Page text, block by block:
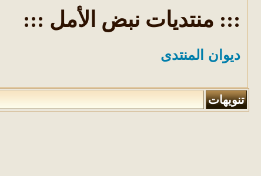
::: منتديات نبض الأمل :::
ديوان المنتدى
تنويهات